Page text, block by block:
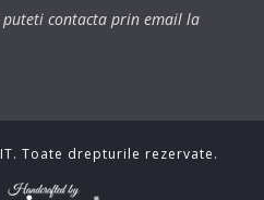
contacta prin email la
Toate drepturile rezervate.